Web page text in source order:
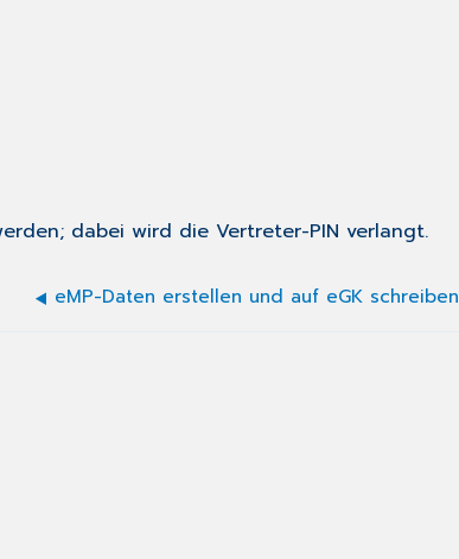
dabei wird die Vertreter-PIN verlangt.
eMP-Daten erstellen und auf eGK schreiben